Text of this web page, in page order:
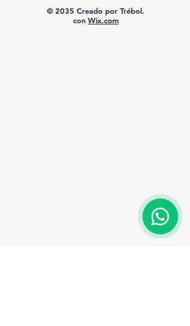
© 2035 Creado por Trébol.
con Wix.com